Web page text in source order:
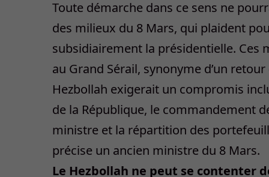
Toute démarche dans ce sens ne
des milieux du 8 Mars, qui plaident
subsidiairement la présidentielle. Ces
au Grand Sérail, synonyme d’un
Hezbollah exigerait un compromis
de la République, le commandement
ministre et la répartition des
précise un ancien ministre du 8 Mars.
Le Hezbollah ne peut se contenter